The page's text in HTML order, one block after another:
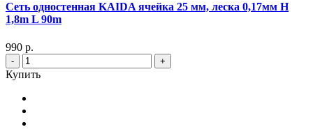
Сеть одностенная KAIDA ячейка 25 мм, леска 0,17мм Н
1,8m L 90m
990 р.
- +
Купить